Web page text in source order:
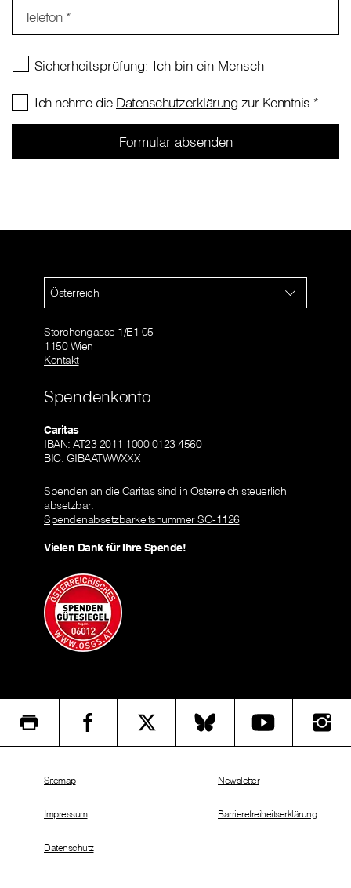
Telefon *
Ich nehme die Datenschutzerklärung zur Kenntnis *
Österreich
Storchengasse 1/E1 05
1150 Wien
Kontakt
Spendenkonto
Caritas
IBAN: AT23 2011 1000 0123 4560
BIC: GIBAATWWXXX
Spenden an die Caritas sind in Österreich steuerlich
absetzbar.
Spendenabsetzbarkeitsnummer SO-1126
Vielen Dank für Ihre Spende!
Sitemap
Impressum
Datenschutz
Newsletter
Barrierefreiheitserklärung